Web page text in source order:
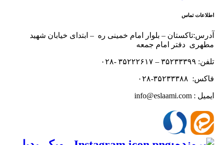
اطلاعات تماس
آدرس:تاکستان – بلوار امام خمینی ره – ابتدای خیابان شهید
مطهری دفتر امام جمعه
تلفن: ۳۵۲۳۳۳۹۹ – ۳۵۲۲۲۶۱۷ -۰۲۸
فاکس: ۳۵۲۳۳۳۸۸-۰۲۸
ایمیل : info@eslaami.com